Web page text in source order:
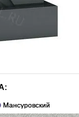
Мансуровский